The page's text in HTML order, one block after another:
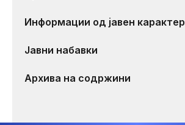
Информации од јавен карактер
Јавни набавки
Архива на содржини